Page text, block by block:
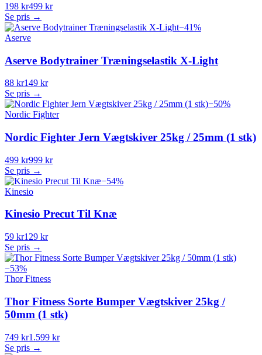
198 kr499 kr
Se pris →
−41%
Aserve
Aserve Bodytrainer Træningselastik X-Light
88 kr149 kr
Se pris →
−50%
Nordic Fighter
Nordic Fighter Jern Vægtskiver 25kg / 25mm (1 stk)
499 kr999 kr
Se pris →
−54%
Kinesio
Kinesio Precut Til Knæ
59 kr129 kr
Se pris →
−53%
Thor Fitness
Thor Fitness Sorte Bumper Vægtskiver 25kg /
50mm (1 stk)
749 kr1.599 kr
Se pris →